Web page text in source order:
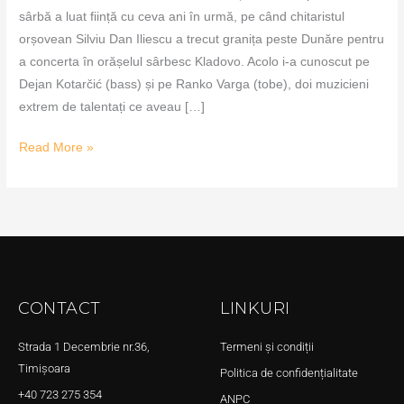
sârbă a luat ființă cu ceva ani în urmă, pe când chitaristul
orșovean Silviu Dan Iliescu a trecut granița peste Dunăre pentru
a concerta în orășelul sârbesc Kladovo. Acolo i-a cunoscut pe
Dejan Kotarčić (bass) și pe Ranko Varga (tobe), doi muzicieni
extrem de talentați ce aveau […]
Read More »
CONTACT
Strada 1 Decembrie nr.36,
Timișoara
+40 723 275 354
LINKURI
Termeni și condiții
Politica de confidențialitate
ANPC